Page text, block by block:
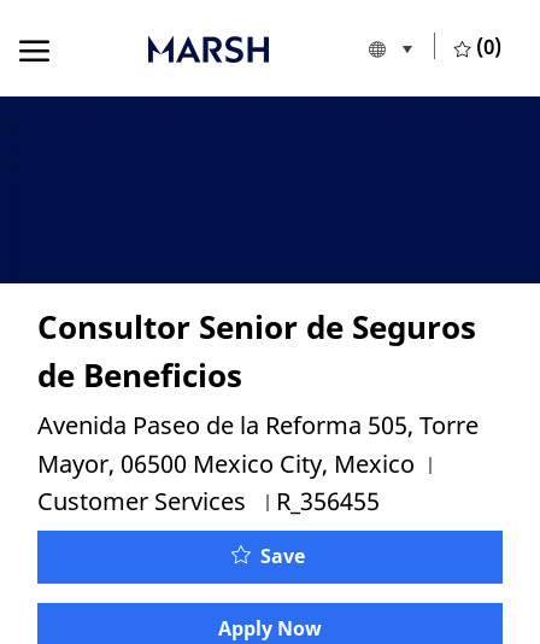
Language
European Union
(0)
Consultor Senior de Seguros
de Beneficios
Location
Avenida Paseo de la Reforma 505, Torre
Mayor, 06500 Mexico City, Mexico
Customer Services Job Id
R_356455
Save
Apply Now